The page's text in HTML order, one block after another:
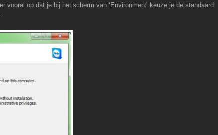
vooral op dat je bij het scherm van ‘Environment’ keuze je de standaard